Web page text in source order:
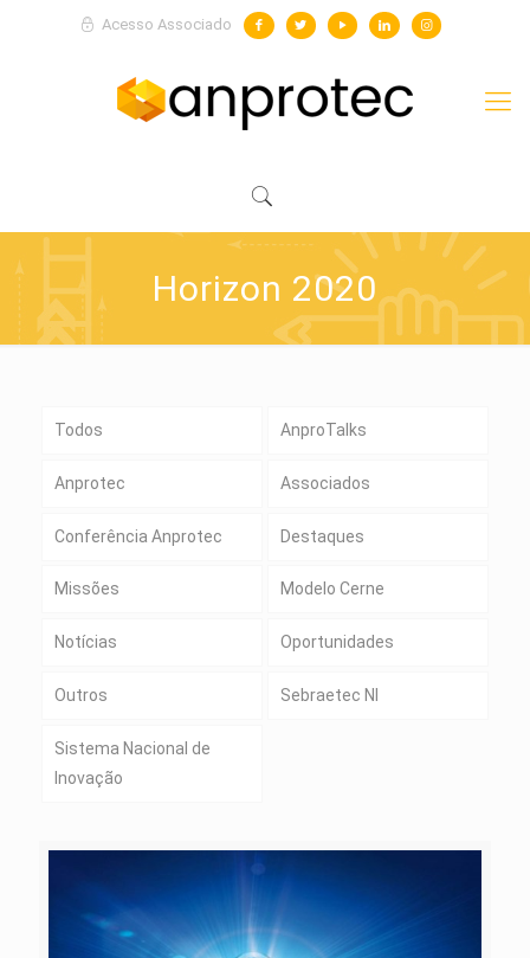
Acesso Associado
Horizon 2020
Todos AnproTalks
Anprotec Associados
Conferência Anprotec Destaques
Missões Modelo Cerne
Notícias Oportunidades
Outros Sebraetec NI
Sistema Nacional de
Inovação